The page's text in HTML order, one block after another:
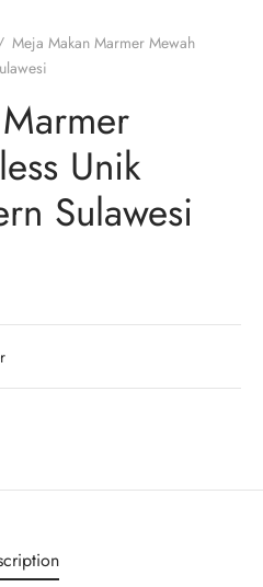
Meja Makan Marmer Mewah
Unik
Sulawesi